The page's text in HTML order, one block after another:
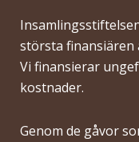
största finansiären
Vi finansierar
kostnader.
Genom de gåvor